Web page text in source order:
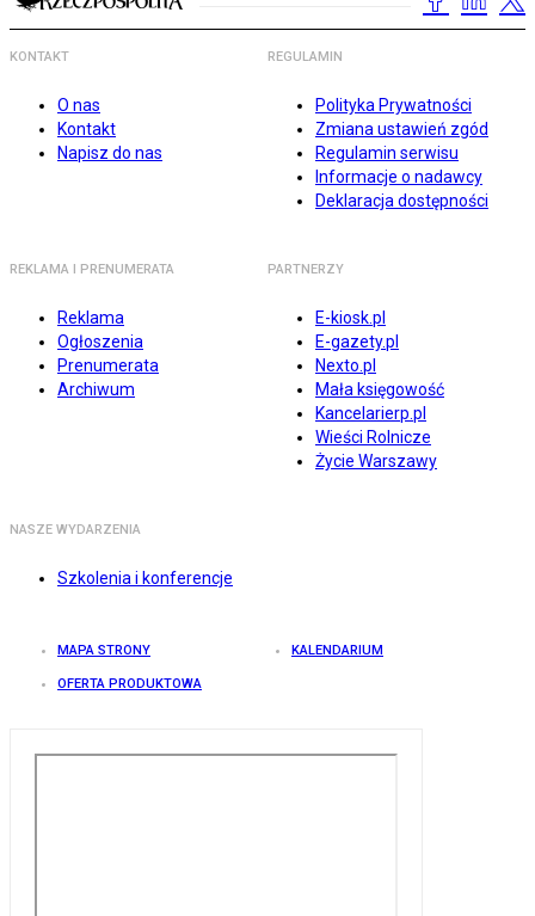
KONTAKT
O nas
Kontakt
Napisz do nas
REGULAMIN
Polityka Prywatności
Zmiana ustawień zgód
Regulamin serwisu
Informacje o nadawcy
Deklaracja dostępności
REKLAMA I PRENUMERATA
Reklama
Ogłoszenia
Prenumerata
Archiwum
PARTNERZY
E-kiosk.pl
E-gazety.pl
Nexto.pl
Mała księgowość
Kancelarierp.pl
Wieści Rolnicze
Życie Warszawy
NASZE WYDARZENIA
Szkolenia i konferencje
MAPA STRONY KALENDARIUM
OFERTA PRODUKTOWA